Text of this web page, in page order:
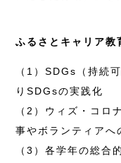
ふるさとキャリア教
（1）SDGs（持続
りSDGsの実践化
（2）ウィズ・コロ
事やボランティアへ
（3）各学年の総合